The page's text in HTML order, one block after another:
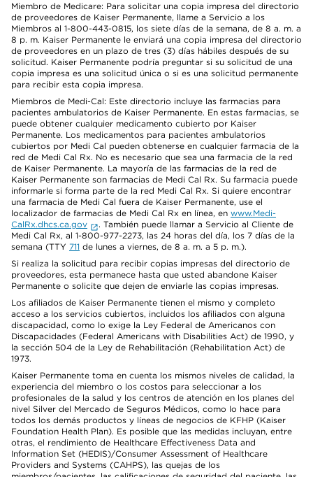
Miembro de Medicare: Para solicitar una copia impresa del directorio
de proveedores de Kaiser Permanente, llame a Servicio a los
Miembros al 1-800-443-0815, los siete días de la semana, de 8 a. m. a
8 p. m. Kaiser Permanente le enviará una copia impresa del directorio
de proveedores en un plazo de tres (3) días hábiles después de su
solicitud. Kaiser Permanente podría preguntar si su solicitud de una
copia impresa es una solicitud única o si es una solicitud permanente
para recibir esta copia impresa.
Miembros de Medi-Cal: Este directorio incluye las farmacias para
pacientes ambulatorios de Kaiser Permanente. En estas farmacias, se
puede obtener cualquier medicamento cubierto por Kaiser
Permanente. Los medicamentos para pacientes ambulatorios
cubiertos por Medi Cal pueden obtenerse en cualquier farmacia de la
red de Medi Cal Rx. No es necesario que sea una farmacia de la red
de Kaiser Permanente. La mayoría de las farmacias de la red de
Kaiser Permanente son farmacias de Medi Cal Rx. Su farmacia puede
informarle si forma parte de la red Medi Cal Rx. Si quiere encontrar
una farmacia de Medi Cal fuera de Kaiser Permanente, use el
localizador de farmacias de Medi Cal Rx en línea, en www.Medi-
CalRx.dhcs.ca.gov
. También puede llamar a Servicio al Cliente de
Medi Cal Rx, al 1-800-977-2273, las 24 horas del día, los 7 días de la
semana (TTY 711 de lunes a viernes, de 8 a. m. a 5 p. m.).
Si realiza la solicitud para recibir copias impresas del directorio de
proveedores, esta permanece hasta que usted abandone Kaiser
Permanente o solicite que dejen de enviarle las copias impresas.
Los afiliados de Kaiser Permanente tienen el mismo y completo
acceso a los servicios cubiertos, incluidos los afiliados con alguna
discapacidad, como lo exige la Ley Federal de Americanos con
Discapacidades (Federal Americans with Disabilities Act) de 1990, y
la sección 504 de la Ley de Rehabilitación (Rehabilitation Act) de
1973.
Kaiser Permanente toma en cuenta los mismos niveles de calidad, la
experiencia del miembro o los costos para seleccionar a los
profesionales de la salud y los centros de atención en los planes del
nivel Silver del Mercado de Seguros Médicos, como lo hace para
todos los demás productos y líneas de negocios de KFHP (Kaiser
Foundation Health Plan). Es posible que las medidas incluyan, entre
otras, el rendimiento de Healthcare Effectiveness Data and
Information Set (HEDIS)/Consumer Assessment of Healthcare
Providers and Systems (CAHPS), las quejas de los